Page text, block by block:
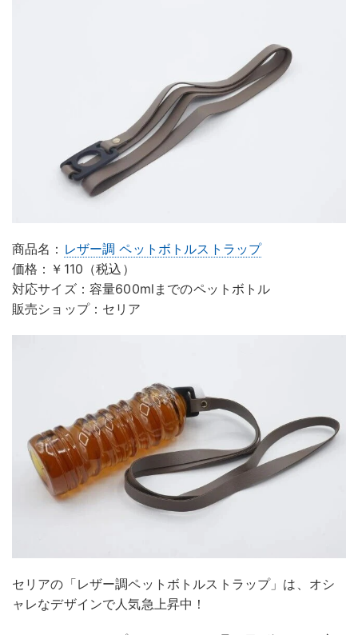
商品名： レザー調 ペットボトルストラップ
価格：￥110（税込）
対応サイズ：容量600mlまでのペットボトル
販売ショップ：セリア
セリアの「レザー調ペットボトルストラップ」は、オシ
ャレなデザインで人気急上昇中！